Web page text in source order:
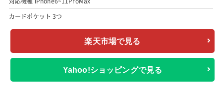
カードポケット 3つ
楽天市場で見る
Yahoo!ショッピングで見る